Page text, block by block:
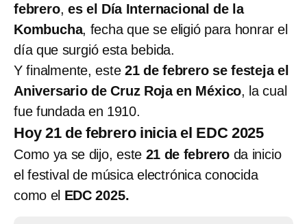
febrero, es el Día Internacional de la
Kombucha, fecha que se eligió para honrar el
día que surgió esta bebida.
Y finalmente, este 21 de febrero se festeja el
Aniversario de Cruz Roja en México, la cual
fue fundada en 1910.
Hoy 21 de febrero inicia el EDC 2025
Como ya se dijo, este 21 de febrero da inicio
el festival de música electrónica conocida
como el EDC 2025.